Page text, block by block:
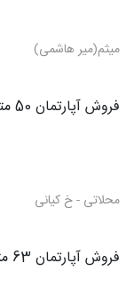
میثم(میر هاشمی)
فروش آپارتمان 50 متری
محلاتی - خ کیانی
فروش آپارتمان 63 متری